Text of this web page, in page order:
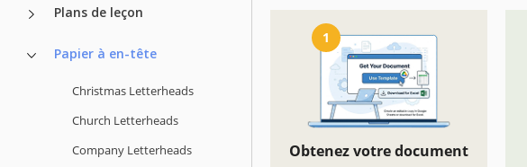
Plans de leçon
Papier à en-tête
Christmas Letterheads
Church Letterheads
Company Letterheads
1
Obtenez votre document